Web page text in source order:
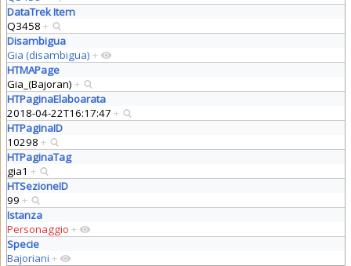
DataTrek Item
Q3458 +
Disambigua
Gia (disambigua) +
HTMAPage
Gia_(Bajoran) +
HTPaginaElaboarata
2018-04-22T16:17:47 +
HTPaginaID
10298 +
HTPaginaTag
gia1 +
HTSezioneID
99 +
Istanza
Personaggio +
Specie
Bajoriani +